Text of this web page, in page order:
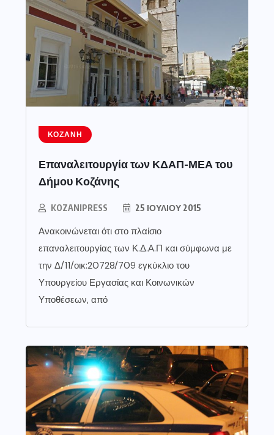
ΚΟΖΆΝΗ
Επαναλειτουργία των ΚΔΑΠ-ΜΕΑ του
Δήμου Κοζάνης
KOZANIPRESS 25 ΙΟΥΛΊΟΥ 2015
Ανακοινώνεται ότι στο πλαίσιο
επαναλειτουργίας των Κ.Δ.Α.Π και σύμφωνα με
την Δ/11/οικ:20728/709 εγκύκλιο του
Υπουργείου Εργασίας και Κοινωνικών
Υποθέσεων, από